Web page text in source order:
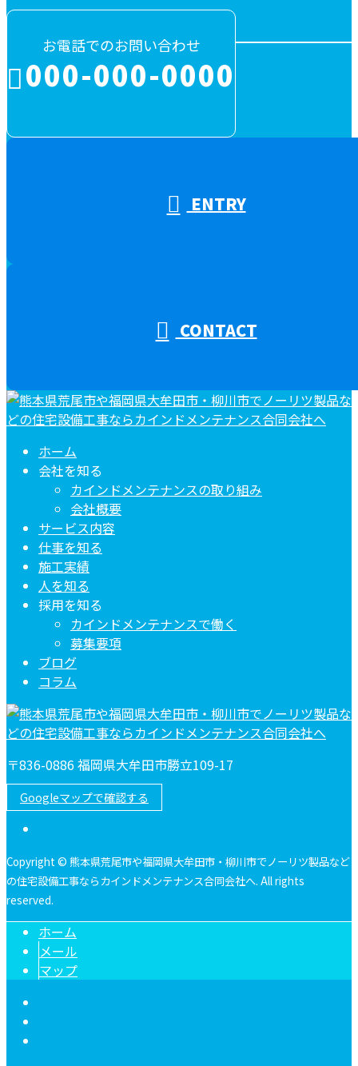
お電話でのお問い合わせ
000-000-0000
ENTRY
CONTACT
ホーム
会社を知る
カインドメンテナンスの取り組み
会社概要
サービス内容
仕事を知る
施工実績
人を知る
採用を知る
カインドメンテナンスで働く
募集要項
ブログ
コラム
〒836-0886 福岡県大牟田市勝立109-17
Googleマップで確認する
Copyright © 熊本県荒尾市や福岡県大牟田市・柳川市でノーリツ製品など
の住宅設備工事ならカインドメンテナンス合同会社へ. All rights
reserved.
ホーム
メール
マップ